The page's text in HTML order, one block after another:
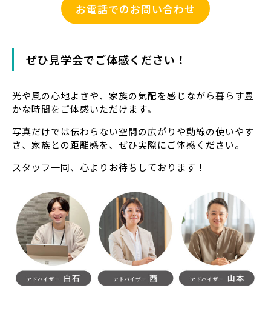
お電話でのお問い合わせ
ぜひ見学会でご体感ください！
光や風の心地よさや、家族の気配を感じながら暮らす豊
かな時間をご体感いただけます。
写真だけでは伝わらない空間の広がりや動線の使いやす
さ、家族との距離感を、ぜひ実際にご体感ください。
スタッフ一同、心よりお待ちしております！